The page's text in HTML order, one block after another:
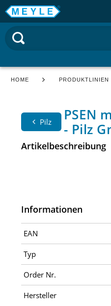
HOME PRODUKTLINIEN
Pilz
PSEN
- Pilz
Artikelbeschreibung
Informationen
EAN
Typ
Order Nr.
Hersteller